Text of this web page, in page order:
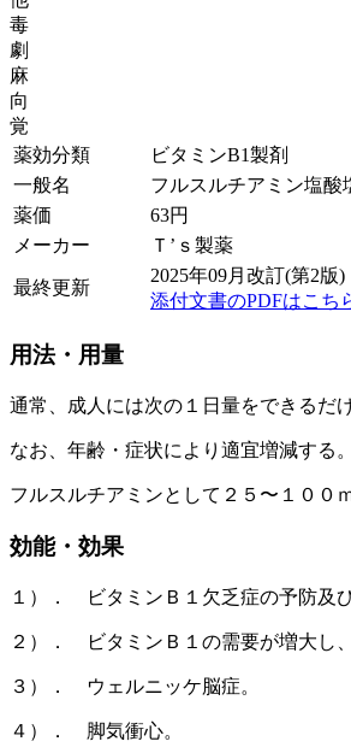
毒
劇
麻
向
覚
薬効分類
ビタミンB1製剤
一般名
フルスルチアミン塩酸
薬価
63円
メーカー
Ｔ’ｓ製薬
最終更新
2025年09月改訂(第2版)
添付文書のPDFはこち
用法・用量
通常、成人には次の１日量をできるだ
なお、年齢・症状により適宜増減する。
フルスルチアミンとして２５〜１００
効能・効果
１）． ビタミンＢ１欠乏症の予防及び
２）． ビタミンＢ１の需要が増大し
３）． ウェルニッケ脳症。
４）． 脚気衝心。